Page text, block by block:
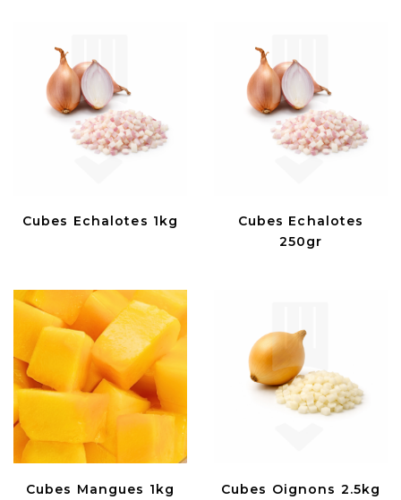
Cubes Echalotes 1kg
Cubes Echalotes
250gr
Cubes Mangues 1kg Cubes Oignons 2.5kg